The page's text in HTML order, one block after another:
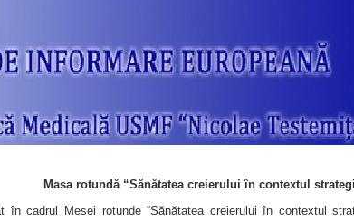
Masa rotundă “Sănătatea creierului în contextul
în cadrul Mesei rotunde “Sănătatea creierului în contextul